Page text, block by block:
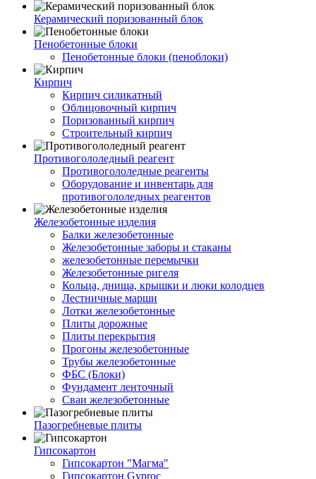
Керамический поризованный блок
Пенобетонные блоки
Пенобетонные блоки (пеноблоки)
Кирпич
Кирпич силикатный
Облицовочный кирпич
Поризованный кирпич
Строительный кирпич
Противогололедный реагент
Противогололедные реагенты
Оборудование и инвентарь для
противогололедных реагентов
Железобетонные изделия
Балки железобетонные
Железобетонные заборы и стаканы
железобетонные перемычки
Железобетонные ригеля
Кольца, днища, крышки и люки колодцев
Лестничные марши
Лотки железобетонные
Плиты дорожные
Плиты перекрытия
Прогоны железобетонные
Трубы железобетонные
ФБС (Блоки)
Фундамент ленточный
Сваи железобетонные
Пазогребневые плиты
Гипсокартон
Гипсокартон "Магма"
Гипсокартон Gyproc